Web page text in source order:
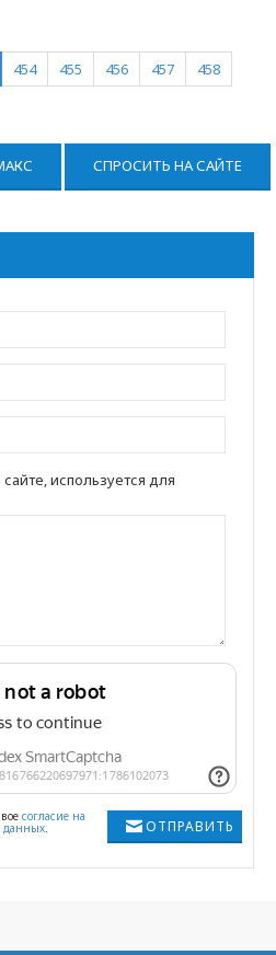
454 455 456 457
458
СПРОСИТЬ НА САЙТЕ
используется для
ОТПРАВИТЬ
согласие на
данных.